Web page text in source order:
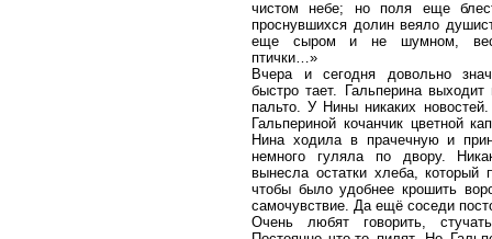
чистом небе; но поля еще
проснувшихся долин веяло
еще сыром и не шумном,
птички…»
Вчера и сегодня довольно
быстро тает. Гальперина
пальто. У Нины никаких
Гальпериной кочанчик цветной
Нина ходила в прачечную и
немного гуляла по двору.
вынесла остатки хлеба, который
чтобы было удобнее крошить
самочувствие. Да ещё соседи
Очень любят говорить,